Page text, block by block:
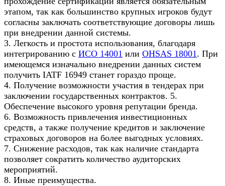
этапом, так как большинство крупных игроков будут
согласны заключать соответствующие договоры лишь
при внедрении данной системы.
3. Легкость и простота использования, благодаря
интегрированию с ИСО 14001 или OHSAS 18001. При
имеющемся изначально внедрении данных систем
получить IATF 16949 станет гораздо проще.
4. Получение возможности участия в тендерах при
заключении государственных контрактов. 5.
Обеспечение высокого уровня репутации бренда.
6. Возможность привлечения инвестиционных
средств, а также получение кредитов и заключение
страховых договоров на более выгодных условиях.
7. Снижение расходов, так как наличие стандарта
позволяет сократить количество аудиторских
мероприятий.
8. Иные преимущества.